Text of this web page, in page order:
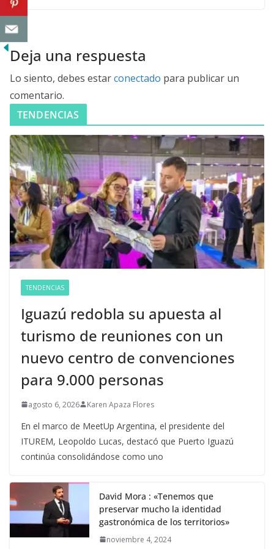
Deja una respuesta
Lo siento, debes estarconectado para publicar un
comentario.
TENDENCIAS
TENDENCIAS
Iguazú redobla su apuesta al
turismo de reuniones con un
nuevo centro de convenciones
para 9.000 personas
agosto 6, 2026 Karen Apaza Flores
En el marco de MeetUp Argentina, el presidente del
ITUREM, Leopoldo Lucas, destacó que Puerto Iguazú
continúa consolidándose como uno
David Mora : «Tenemos que
preservar mucho la identidad
gastronómica de los territorios»
noviembre 4, 2024